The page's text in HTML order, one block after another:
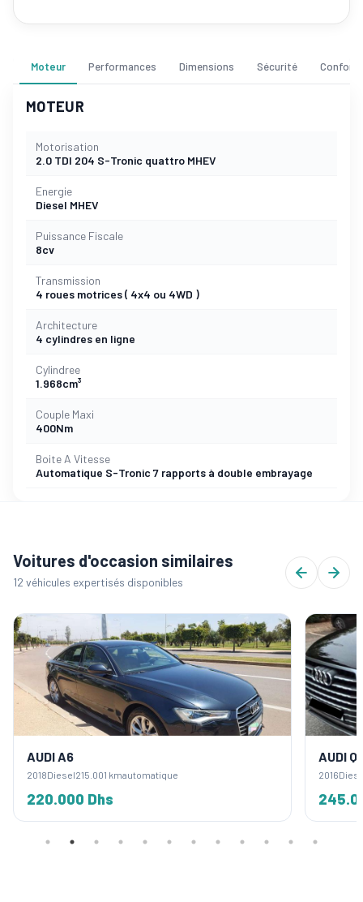
Moteur Performances Dimensions Sécurité Confort
MOTEUR
Motorisation
2.0 TDI 204 S-Tronic quattro MHEV
Energie
Diesel MHEV
Puissance Fiscale
8cv
Transmission
4 roues motrices ( 4x4 ou 4WD )
Architecture
4 cylindres en ligne
Cylindree
1.968cm³
Couple Maxi
400Nm
Boite A Vitesse
Automatique S-Tronic 7 rapports à double embrayage
Voitures d'occasion similaires
12 véhicules expertisés disponibles
AUDI A6
2018Diesel215.001 kmautomatique
220.000 Dhs
AUDI
2016